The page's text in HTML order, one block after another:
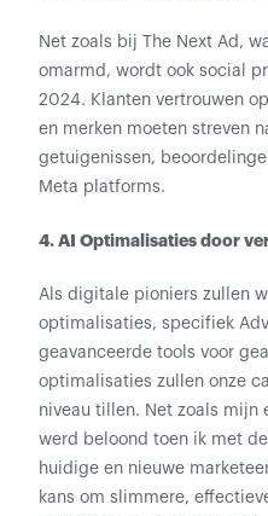
Net zoals bij The Next Ad,
omarmd, wordt ook social
2024. Klanten vertrouwen
en merken moeten streven
getuigenissen,
Meta platforms.
4. AI Optimalisaties door
Als digitale pioniers zullen
optimalisaties, specifiek
geavanceerde tools voor
optimalisaties zullen onze
niveau tillen. Net zoals mijn
werd beloond toen ik met
huidige en nieuwe
kans om slimmere,